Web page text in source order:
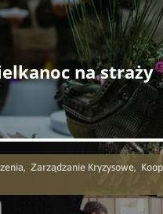
na straży
Zarządzanie Kryzysowe,